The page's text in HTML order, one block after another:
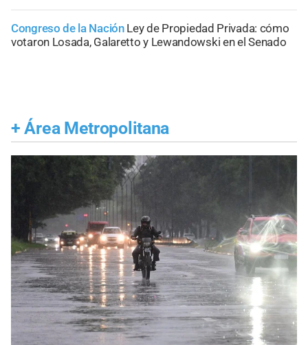
Congreso de la Nación Ley de Propiedad Privada: cómo
votaron Losada, Galaretto y Lewandowski en el Senado
+ Área Metropolitana